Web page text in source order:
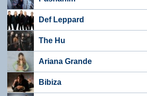
Def Leppard
The Hu
Ariana Grande
Bibiza